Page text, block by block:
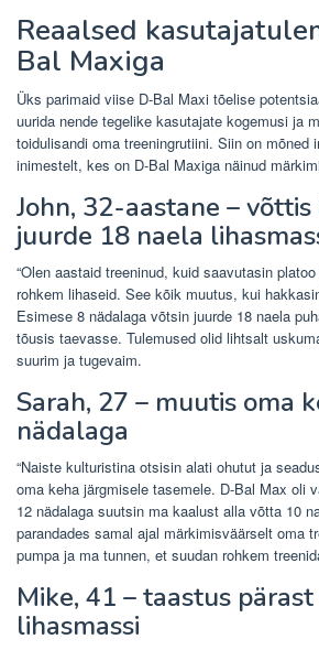
Reaalsed
Bal Maxiga
Üks parimaid viise D-Bal Maxi tõelise
uurida nende tegelike kasutajate kogemusi ja
toidulisandi oma treeningrutiini. Siin on mõned
inimestelt, kes on D-Bal Maxiga näinud
John, 32-aastane –
juurde 18 naela
“Olen aastaid treeninud, kuid saavutasin
rohkem lihaseid. See kõik muutus, kui
Esimese 8 nädalaga võtsin juurde 18 naela
tõusis taevasse. Tulemused olid lihtsalt
suurim ja tugevaim.
Sarah, 27 – muutis oma
nädalaga
“Naiste kulturistina otsisin alati ohutut ja
oma keha järgmisele tasemele. D-Bal Max oli
12 nädalaga suutsin ma kaalust alla võtta 10
parandades samal ajal märkimisväärselt oma
pumpa ja ma tunnen, et suudan rohkem
Mike, 41 – taastus
lihasmassi